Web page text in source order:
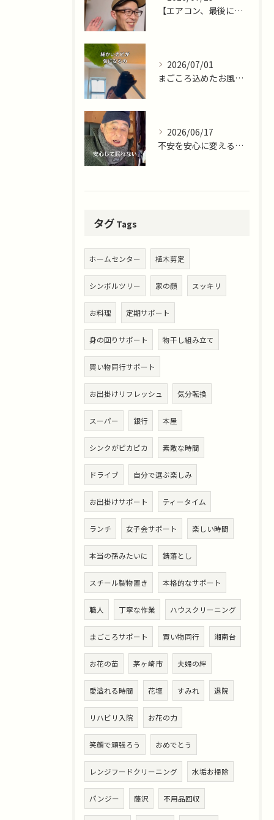
【エアコン、最後に掃除したのはいつですか？🌿】
2026/07/01
まごころ込めたお風呂掃除ならまごころサポート藤沢十色店
2026/06/17
不安を安心に変える仕事。
タグ Tags
ホームセンター 植木剪定
シンボルツリー 家の顔 スッキリ
お料理 定期サポート
身の回りサポート 物干し組み立て
買い物同行サポート
お出掛けリフレッシュ 気分転換
スーパー 銀行 本屋
シンクがピカピカ 素敵な時間
ドライブ 自分で選ぶ楽しみ
お出掛けサポート ティータイム
ランチ 女子会サポート 楽しい時間
本当の孫みたいに 錆落とし
スチール製物置き 本格的なサポート
職人 丁寧な作業 ハウスクリーニング
まごころサポート 買い物同行 湘南台
お花の苗 茅ヶ崎市 夫婦の絆
愛溢れる時間 花壇 すみれ 退院
リハビリ入院 お花の力
笑顔で頑張ろう おめでとう
レンジフードクリーニング 水垢お掃除
パンジー 藤沢 不用品回収